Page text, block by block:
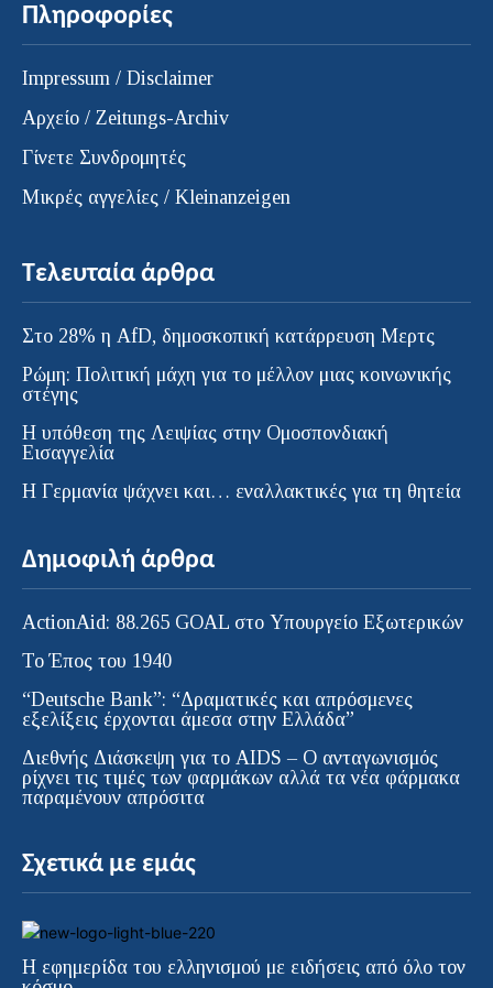
Πληροφορίες
Impressum / Disclaimer
Αρχείο / Zeitungs-Archiv
Γίνετε Συνδρομητές
Μικρές αγγελίες / Kleinanzeigen
Τελευταία άρθρα
Στο 28% η AfD, δημοσκοπική κατάρρευση Μερτς
Ρώμη: Πολιτική μάχη για το μέλλον μιας κοινωνικής
στέγης
Η υπόθεση της Λειψίας στην Ομοσπονδιακή
Εισαγγελία
H Γερμανία ψάχνει και… εναλλακτικές για τη θητεία
Δημοφιλή άρθρα
ActionAid: 88.265 GOAL στο Υπουργείο Εξωτερικών
Το Έπος του 1940
“Deutsche Bank”: “Δραματικές και απρόσμενες
εξελίξεις έρχονται άμεσα στην Ελλάδα”
Διεθνής Διάσκεψη για το AIDS – Ο ανταγωνισμός
ρίχνει τις τιμές των φαρμάκων αλλά τα νέα φάρμακα
παραμένουν απρόσιτα
Σχετικά με εμάς
Η εφημερίδα του ελληνισμού με ειδήσεις από όλο τον